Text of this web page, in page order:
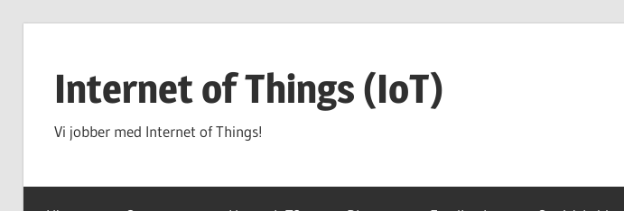
innholdInternet of Things (IoT)
Vi jobber med Internet of Things!